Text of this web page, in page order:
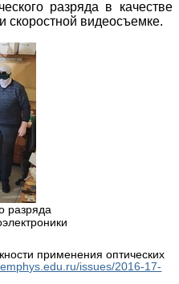
разряда в качестве
скоростной видеосъемке.
разряда
применения оптических
issues/2016-17-